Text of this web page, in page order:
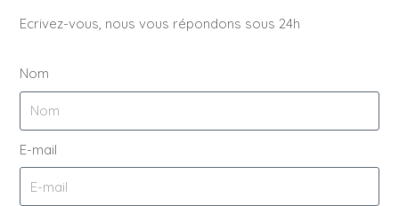
Ecrivez-vous, nous vous répondons sous 24h
Nom
E-mail